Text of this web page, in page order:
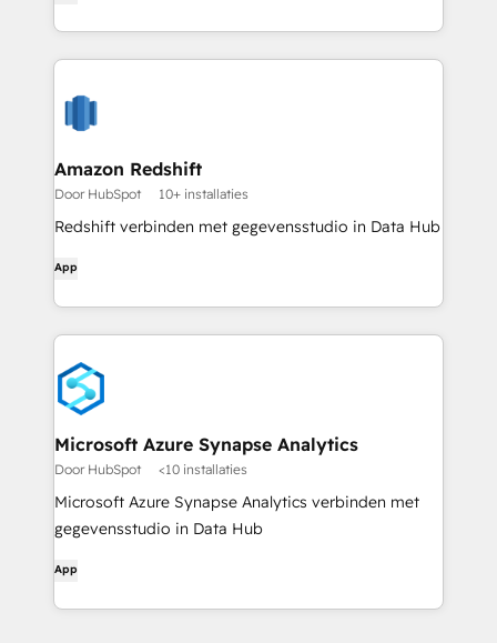
Amazon Redshift
Door HubSpot 10+ installaties
Redshift verbinden met gegevensstudio in Data Hub
App
Microsoft Azure Synapse Analytics
Door HubSpot <10 installaties
Microsoft Azure Synapse Analytics verbinden met
gegevensstudio in Data Hub
App